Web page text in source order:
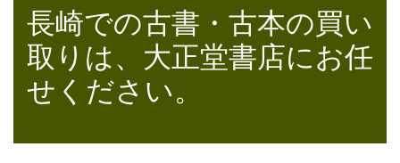
長崎での古書・古本の買い
取りは、大正堂書店にお任
せください。